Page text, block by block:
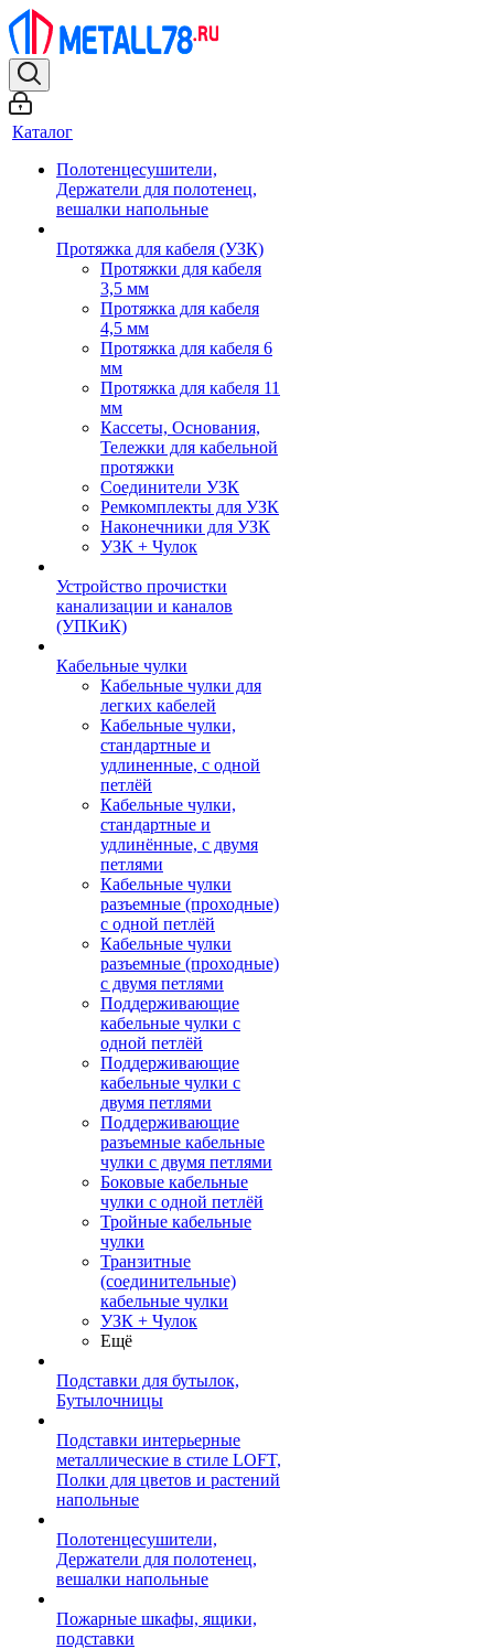
Каталог
Полотенцесушители,
Держатели для полотенец,
вешалки напольные
Протяжка для кабеля (УЗК)
Протяжки для кабеля
3,5 мм
Протяжка для кабеля
4,5 мм
Протяжка для кабеля 6
мм
Протяжка для кабеля 11
мм
Кассеты, Основания,
Тележки для кабельной
протяжки
Соединители УЗК
Ремкомплекты для УЗК
Наконечники для УЗК
УЗК + Чулок
Устройство прочистки
канализации и каналов
(УПКиК)
Кабельные чулки
Кабельные чулки для
легких кабелей
Кабельные чулки,
стандартные и
удлиненные, с одной
петлёй
Кабельные чулки,
стандартные и
удлинённые, с двумя
петлями
Кабельные чулки
разъемные (проходные)
с одной петлёй
Кабельные чулки
разъемные (проходные)
с двумя петлями
Поддерживающие
кабельные чулки с
одной петлёй
Поддерживающие
кабельные чулки с
двумя петлями
Поддерживающие
разъемные кабельные
чулки с двумя петлями
Боковые кабельные
чулки с одной петлёй
Тройные кабельные
чулки
Транзитные
(соединительные)
кабельные чулки
УЗК + Чулок
Ещё
Подставки для бутылок,
Бутылочницы
Подставки интерьерные
металлические в стиле LOFT,
Полки для цветов и растений
напольные
Полотенцесушители,
Держатели для полотенец,
вешалки напольные
Пожарные шкафы, ящики,
подставки